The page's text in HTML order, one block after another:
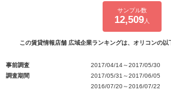
サンプル数
12,509 人
この賃貸情報店舗 広域企業ランキングは、オリコンの以
事前調査
2017/04/14～2017/05/30
調査期間
2017/05/31～2017/06/05
2016/07/20～2016/07/22